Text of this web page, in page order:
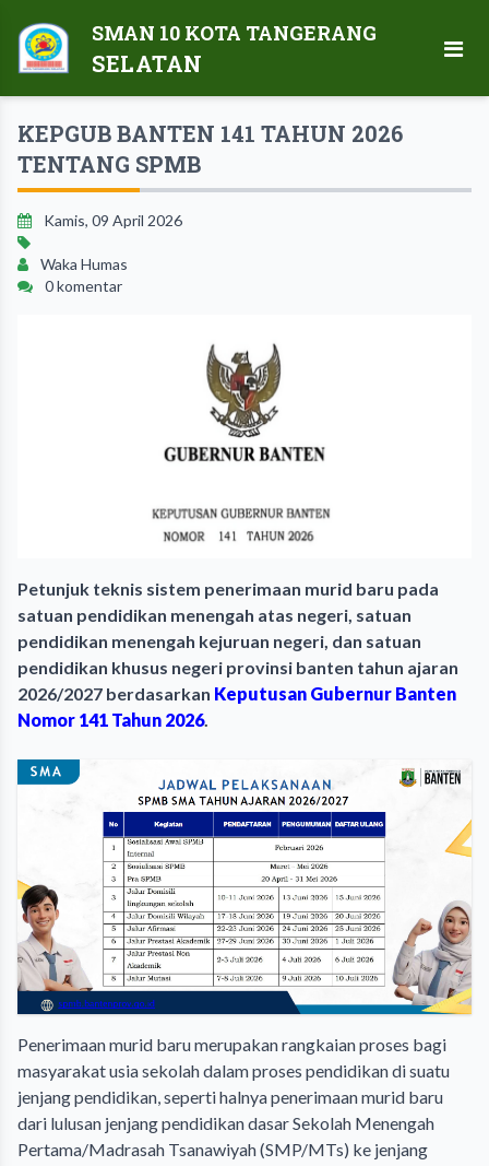
SMAN 10 KOTA TANGERANG
SELATAN
KEPGUB BANTEN 141 TAHUN 2026
TENTANG SPMB
Kamis, 09 April 2026
Waka Humas
0 komentar
Petunjuk teknis sistem penerimaan murid baru pada
satuan pendidikan menengah atas negeri, satuan
pendidikan menengah kejuruan negeri, dan satuan
pendidikan khusus negeri provinsi banten tahun ajaran
2026/2027 berdasarkan Keputusan Gubernur Banten
Nomor 141 Tahun 2026.
Penerimaan murid baru merupakan rangkaian proses bagi
masyarakat usia sekolah dalam proses pendidikan di suatu
jenjang pendidikan, seperti halnya penerimaan murid baru
dari lulusan jenjang pendidikan dasar Sekolah Menengah
Pertama/Madrasah Tsanawiyah (SMP/MTs) ke jenjang